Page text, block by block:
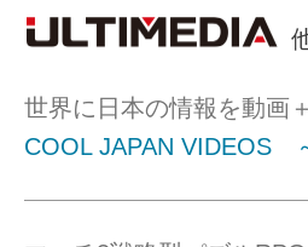
世界に日本の情報を動画
COOL JAPAN VIDEOS